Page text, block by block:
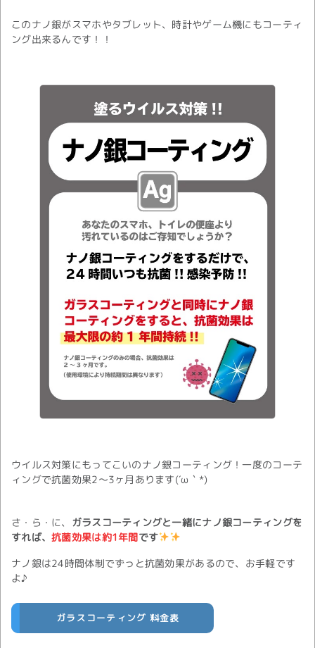
このナノ銀がスマホやタブレット、時計やゲーム機にもコーティ
ング出来るんです！！
ウイルス対策にもってこいのナノ銀コーティング！一度のコーテ
ィングで抗菌効果2～3ヶ月あります(´ω｀*)
さ・ら・に、 ガラスコーティングと一緒にナノ銀コーティングを
すれば、抗菌効果は約1年間です
ナノ銀は24時間体制でずっと抗菌効果があるので、お手軽です
よ♪
ガラスコーティング 料金表